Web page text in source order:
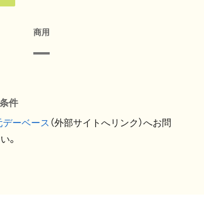
商用
件
ーベース （外部サイトへリンク）へお問
。